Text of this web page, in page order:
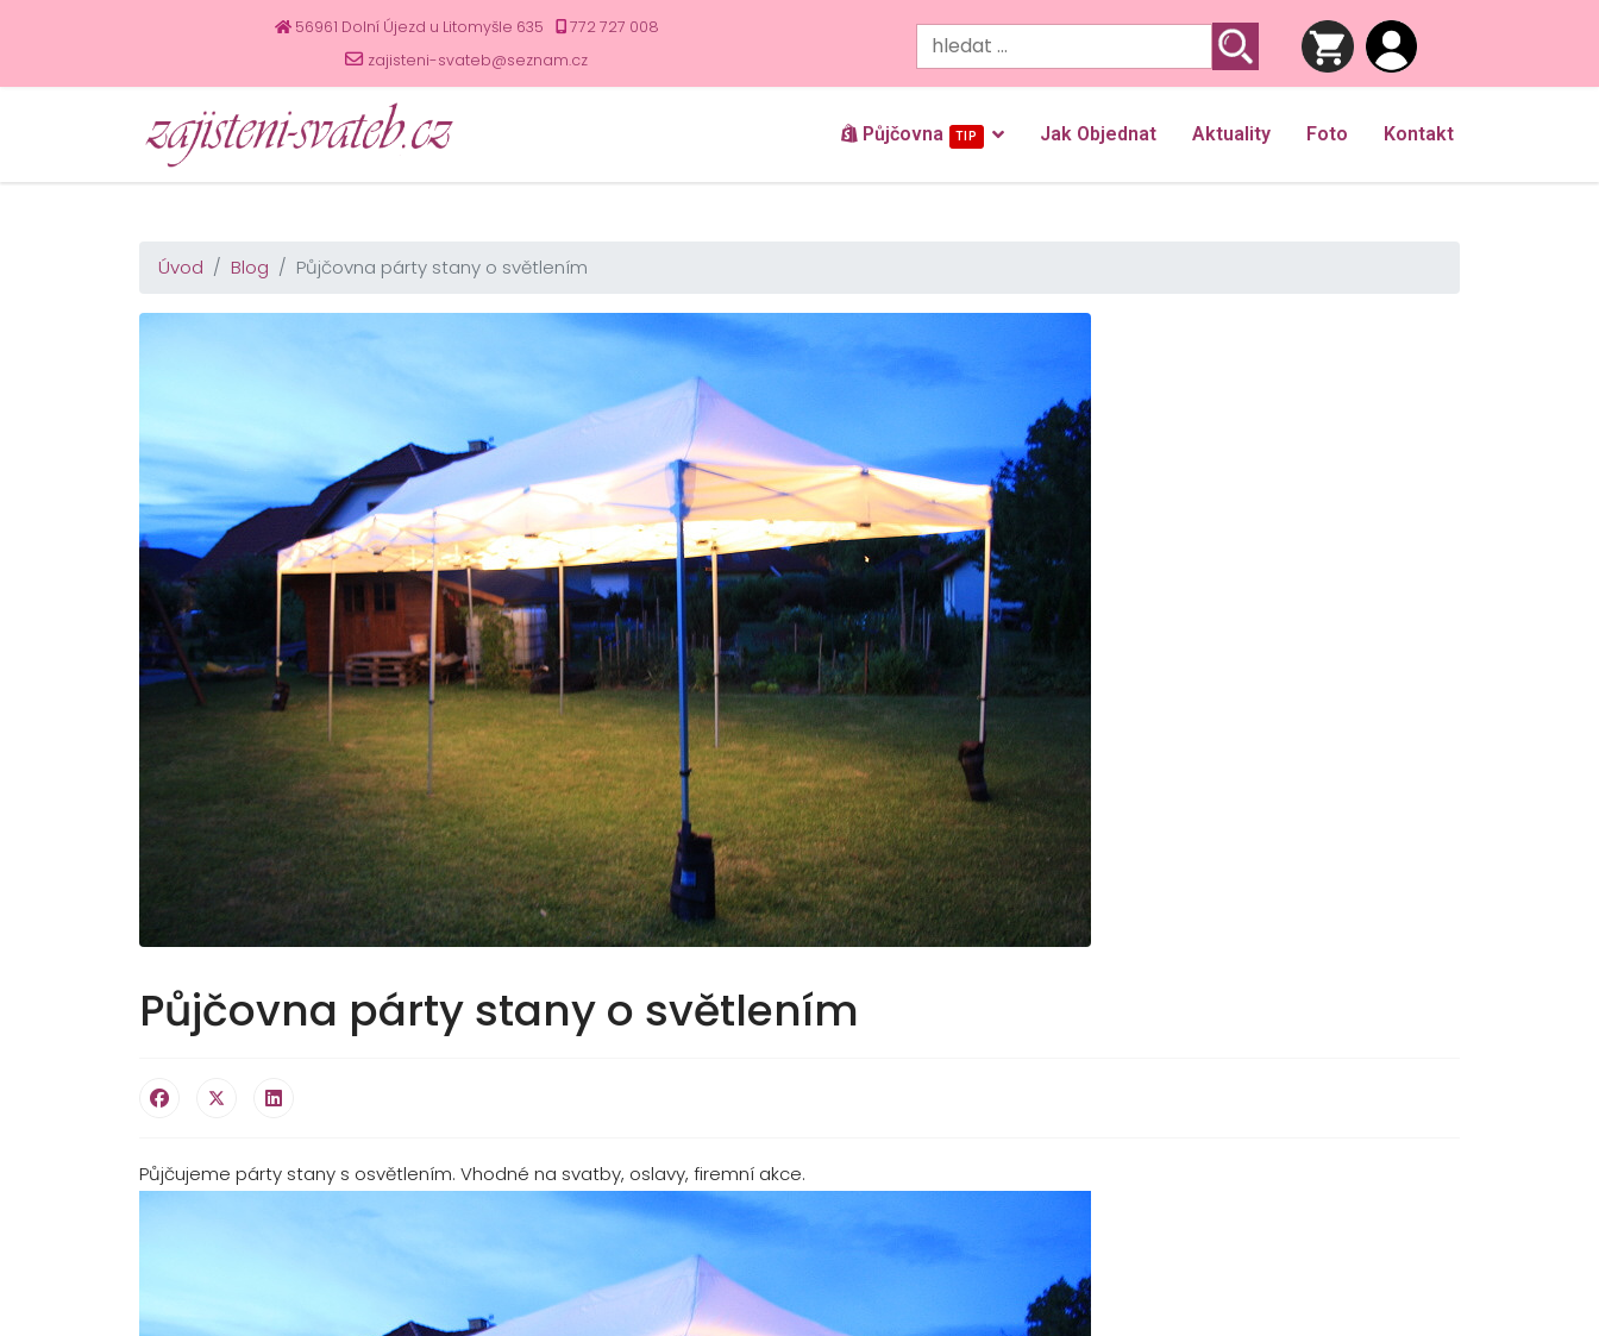
56961 Dolní Újezd u Litomyšle 635
772 727 008
zajisteni-svateb@seznam.cz
Půjčovna TIP Jak Objednat Aktuality Foto Kontakt
Úvod Blog Půjčovna párty stany o světlením
Půjčovna párty stany o světlením
Půjčujeme párty stany s osvětlením. Vhodné na svatby, oslavy, firemní akce.